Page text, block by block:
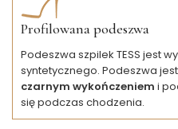
Profilowana podeszwa
Podeszwa szpilek TESS jest
syntetycznego. Podeszwa
czarnym wykończeniem i
się podczas chodzenia.